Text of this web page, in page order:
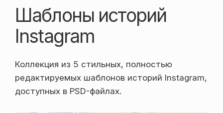
Шаблоны историй
Instagram
Коллекция из 5 стильных, полностью
редактируемых шаблонов историй Instagram,
доступных в PSD-файлах.